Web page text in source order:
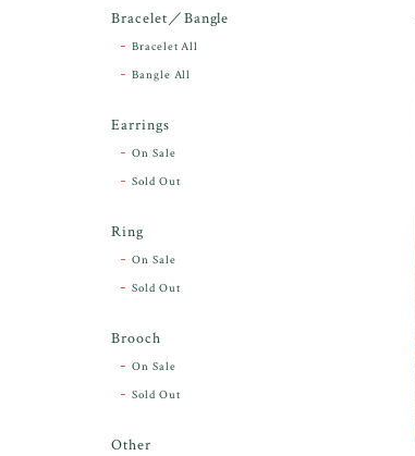
Bracelet／Bangle
Bracelet All
Bangle All
Earrings
On Sale
Sold Out
Ring
On Sale
Sold Out
Brooch
On Sale
Sold Out
Other